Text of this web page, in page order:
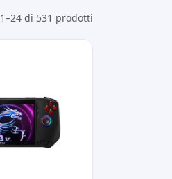
1–24 di 531 prodotti